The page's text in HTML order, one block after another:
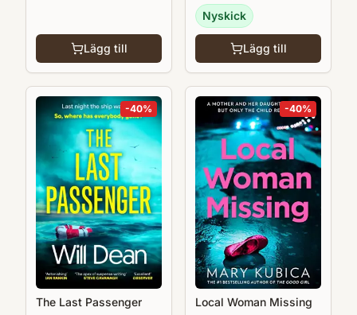
Lägg till
Nyskick
Lägg till
-40%
The Last Passenger
-40%
Local Woman Missing